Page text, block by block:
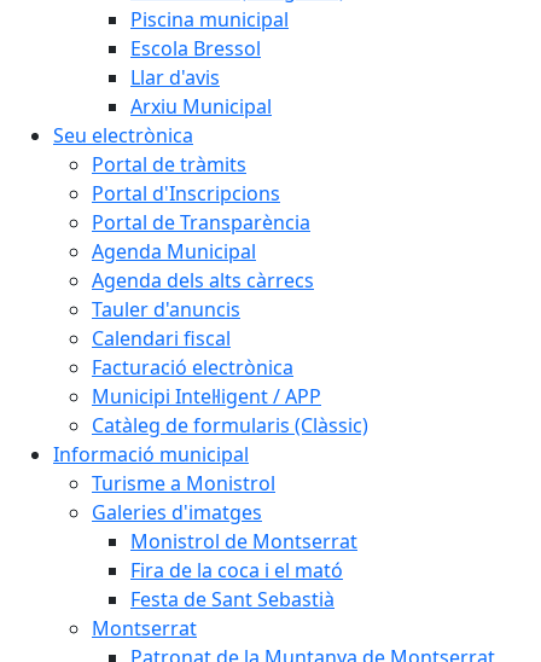
Piscina municipal
Escola Bressol
Llar d'avis
Arxiu Municipal
Seu electrònica
Portal de tràmits
Portal d'Inscripcions
Portal de Transparència
Agenda Municipal
Agenda dels alts càrrecs
Tauler d'anuncis
Calendari fiscal
Facturació electrònica
Municipi Intel·ligent / APP
Catàleg de formularis (Clàssic)
Informació municipal
Turisme a Monistrol
Galeries d'imatges
Monistrol de Montserrat
Fira de la coca i el mató
Festa de Sant Sebastià
Montserrat